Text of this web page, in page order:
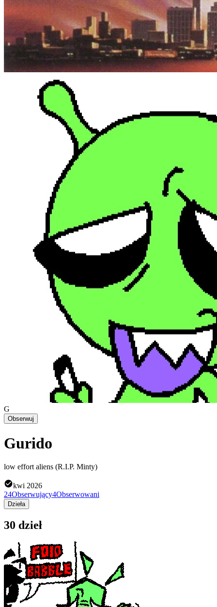
G
Obserwuj
Gurido
low effort aliens (R.I.P. Minty)
kwi 2026
24Obserwujący4Obserwowani
Dzieła
30 dzieł